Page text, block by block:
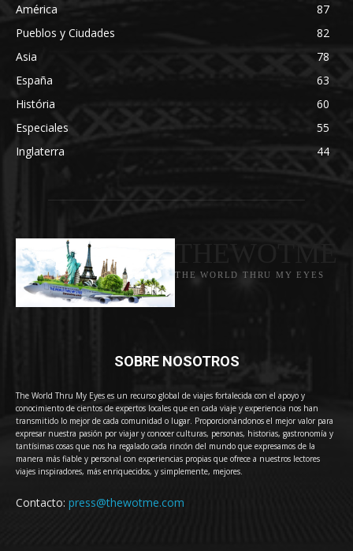
América
87
Pueblos y Ciudades
82
Asia
78
España
63
História
60
Especiales
55
Inglaterra
44
THE WORLD THRU MY EYES
SOBRE NOSOTROS
The World Thru My Eyes es un recurso global de viajes fortalecida con el apoyo y
conocimiento de cientos de expertos locales que en cada viaje y experiencia nos han
transmitido lo mejor de cada comunidad o lugar. Proporcionándonos el mejor valor para
expresar nuestra pasión por viajar y conocer culturas, personas, historias, gastronomía y
tantísimas cosas que nos ha regalado cada rincón del mundo que expresamos de la
manera más fiable y personal con experiencias propias que ofrece a nuestros lectores
viajes inspiradores, más enriquecidos, y simplemente, mejores.
Contacto: press@thewotme.com